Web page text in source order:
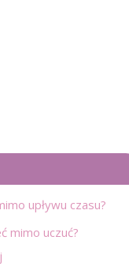
upływu czasu?
mimo uczuć?